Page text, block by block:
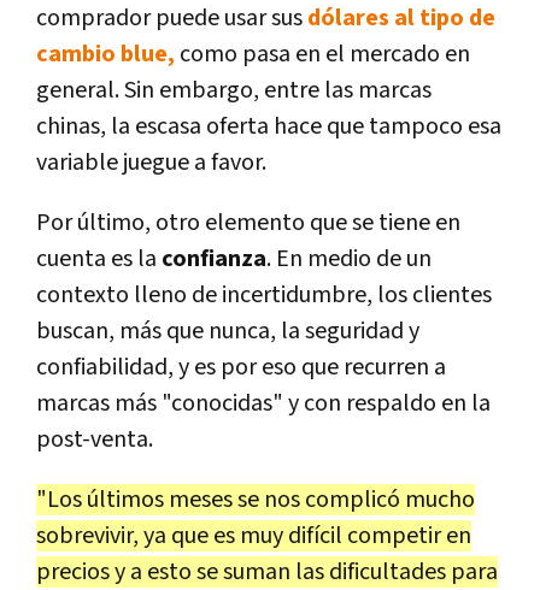
comprador puede usar susdólares al tipo de
cambio blue, como pasa en el mercado en
general. Sin embargo, entre las marcas
chinas, la escasa oferta hace que tampoco esa
variable juegue a favor.
Por último, otro elemento que se tiene en
cuenta es la confianza. En medio de un
contexto lleno de incertidumbre, los clientes
buscan, más que nunca, la seguridad y
confiabilidad, y es por eso que recurren a
marcas más "conocidas" y con respaldo en la
post-venta.
"Los últimos meses se nos complicó mucho
sobrevivir, ya que es muy difícil competir en
precios y a esto se suman las dificultades para